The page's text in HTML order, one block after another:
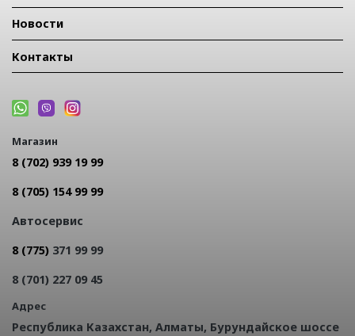
Новости
Контакты
Магазин
8 (702) 939 19 99
8 (705) 154 99 99
Автосервис
8 (775) 371 99 99
8 (701) 227 09 45
Адрес
Республика Казахстан, Алматы, Бурундайское шоссе